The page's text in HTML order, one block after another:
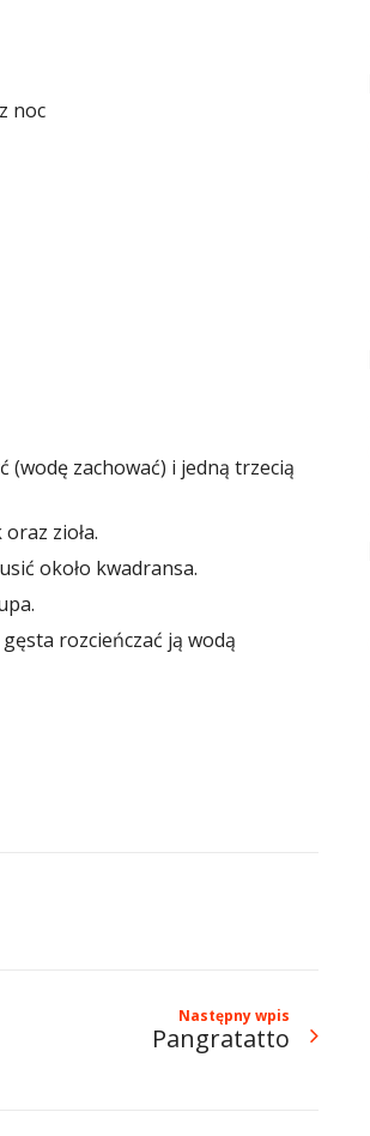
noc
(wodę zachować) i jedną trzecią
zioła.
około kwadransa.
rozcieńczać ją wodą
Następny wpis
Pangratatto